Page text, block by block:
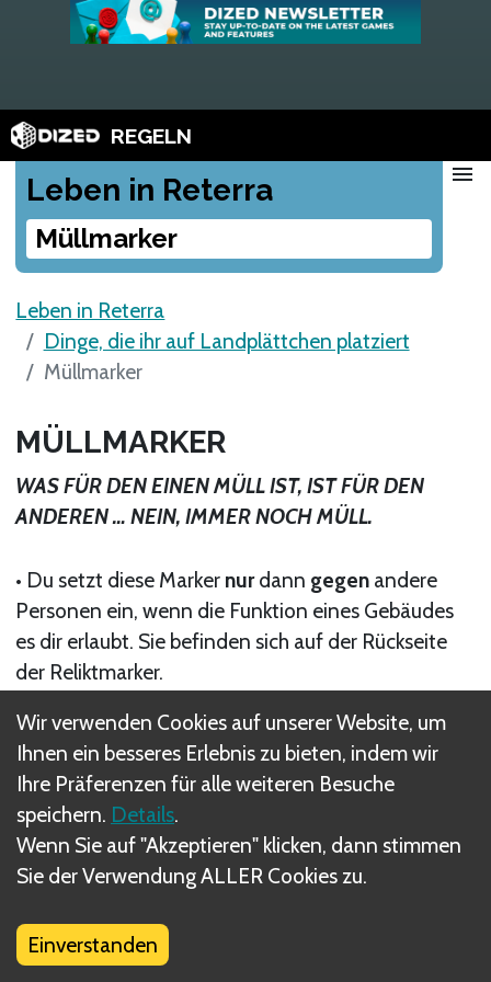
REGELN
Leben in Reterra
Müllmarker
menu
Leben in Reterra
Dinge, die ihr auf Landplättchen platziert
Müllmarker
MÜLLMARKER
WAS FÜR DEN EINEN MÜLL IST, IST FÜR DEN
ANDEREN … NEIN, IMMER NOCH MÜLL.
• Du setzt diese Marker nurdann gegen andere
Personen ein, wenn die Funktion eines Gebäudes
es dir erlaubt. Sie befinden sich auf der Rückseite
der Reliktmarker.
• Wenn sich Müll auf einemReliktin deiner
Gemeinschaft befindet, erhältst du dafürkeine
Punkte.
Wir verwenden Cookies auf unserer Website, um
Ihnen ein besseres Erlebnis zu bieten, indem wir
Ihre Präferenzen für alle weiteren Besuche
speichern. Details.
Wenn Sie auf "Akzeptieren" klicken, dann stimmen
Sie der Verwendung ALLER Cookies zu.
Einverstanden